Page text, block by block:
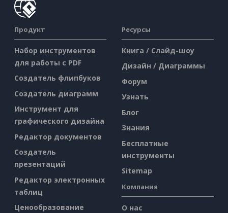
Продукт
Набор инструментов
для работы с PDF
Создатель флипбуков
Создатель диаграмм
Инструмент для
графического дизайна
Редактор документов
Создатель
презентаций
Редактор электронных
таблиц
Ценообразование
Ресурсы
Книга / Слайд-шоу
Дизайн / Диаграммы
Форум
Узнать
Блог
Знания
Бесплатные
инструменты
Sitemap
Компания
О нас